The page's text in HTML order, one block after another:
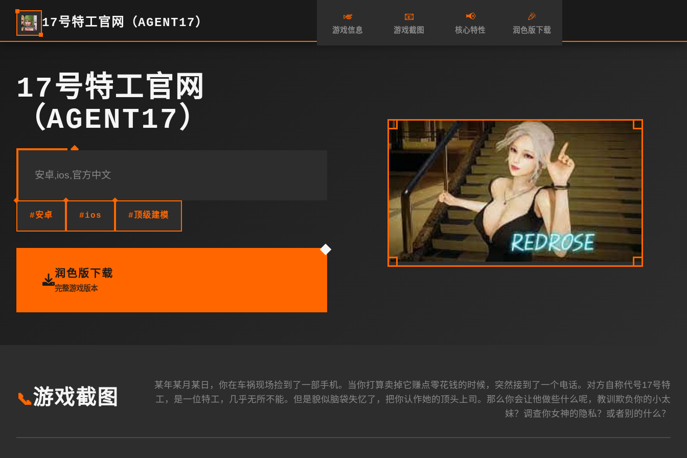
17号特工官网（AGENT17） 🎺
游戏信息
📧
游戏截图
📢
核心特性
🎉
润色版下载
17号特工官网
（AGENT17）
安卓,ios,官方中文
#安卓 #ios #顶级建模
润色版下载
完整游戏版本
📞游戏截图
某年某月某日，你在车祸现场捡到了一部手机。当你打算卖掉它赚点零花钱的时候，突然接到了一个电话。对方自称代号17号特
工，是一位特工，几乎无所不能。但是貌似脑袋失忆了，把你认作她的顶头上司。那么你会让他做些什么呢，教训欺负你的小太
妹？调查你女神的隐私？或者别的什么？